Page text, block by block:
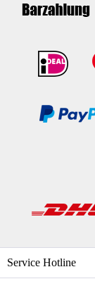
Service Hotline